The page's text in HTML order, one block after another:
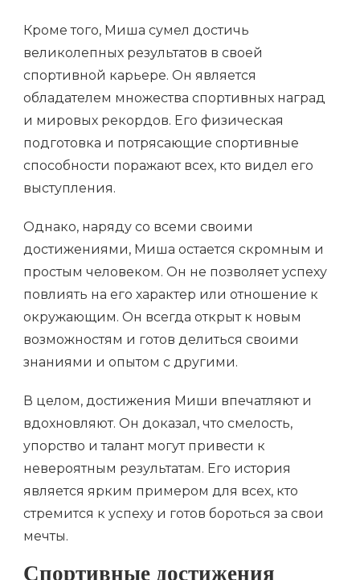
Кроме того, Миша сумел достичь
великолепных результатов в своей
спортивной карьере. Он является
обладателем множества спортивных наград
и мировых рекордов. Его физическая
подготовка и потрясающие спортивные
способности поражают всех, кто видел его
выступления.
Однако, наряду со всеми своими
достижениями, Миша остается скромным и
простым человеком. Он не позволяет успеху
повлиять на его характер или отношение к
окружающим. Он всегда открыт к новым
возможностям и готов делиться своими
знаниями и опытом с другими.
В целом, достижения Миши впечатляют и
вдохновляют. Он доказал, что смелость,
упорство и талант могут привести к
невероятным результатам. Его история
является ярким примером для всех, кто
стремится к успеху и готов бороться за свои
мечты.